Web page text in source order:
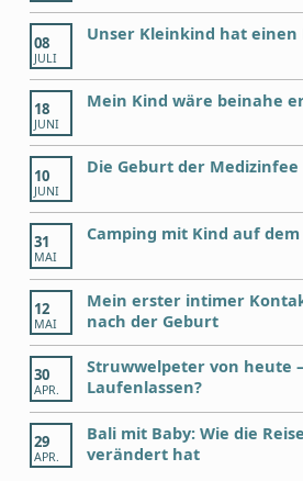
08
JULI
Unser Kleinkind hat
18
JUNI
Mein Kind wäre beinahe
10
JUNI
Die Geburt der Medizinfee
31
MAI
Camping mit Kind auf
12
MAI
Mein erster intimer
nach der Geburt
30
APR.
Struwwelpeter von heute
Laufenlassen?
29
APR.
Bali mit Baby: Wie die
verändert hat